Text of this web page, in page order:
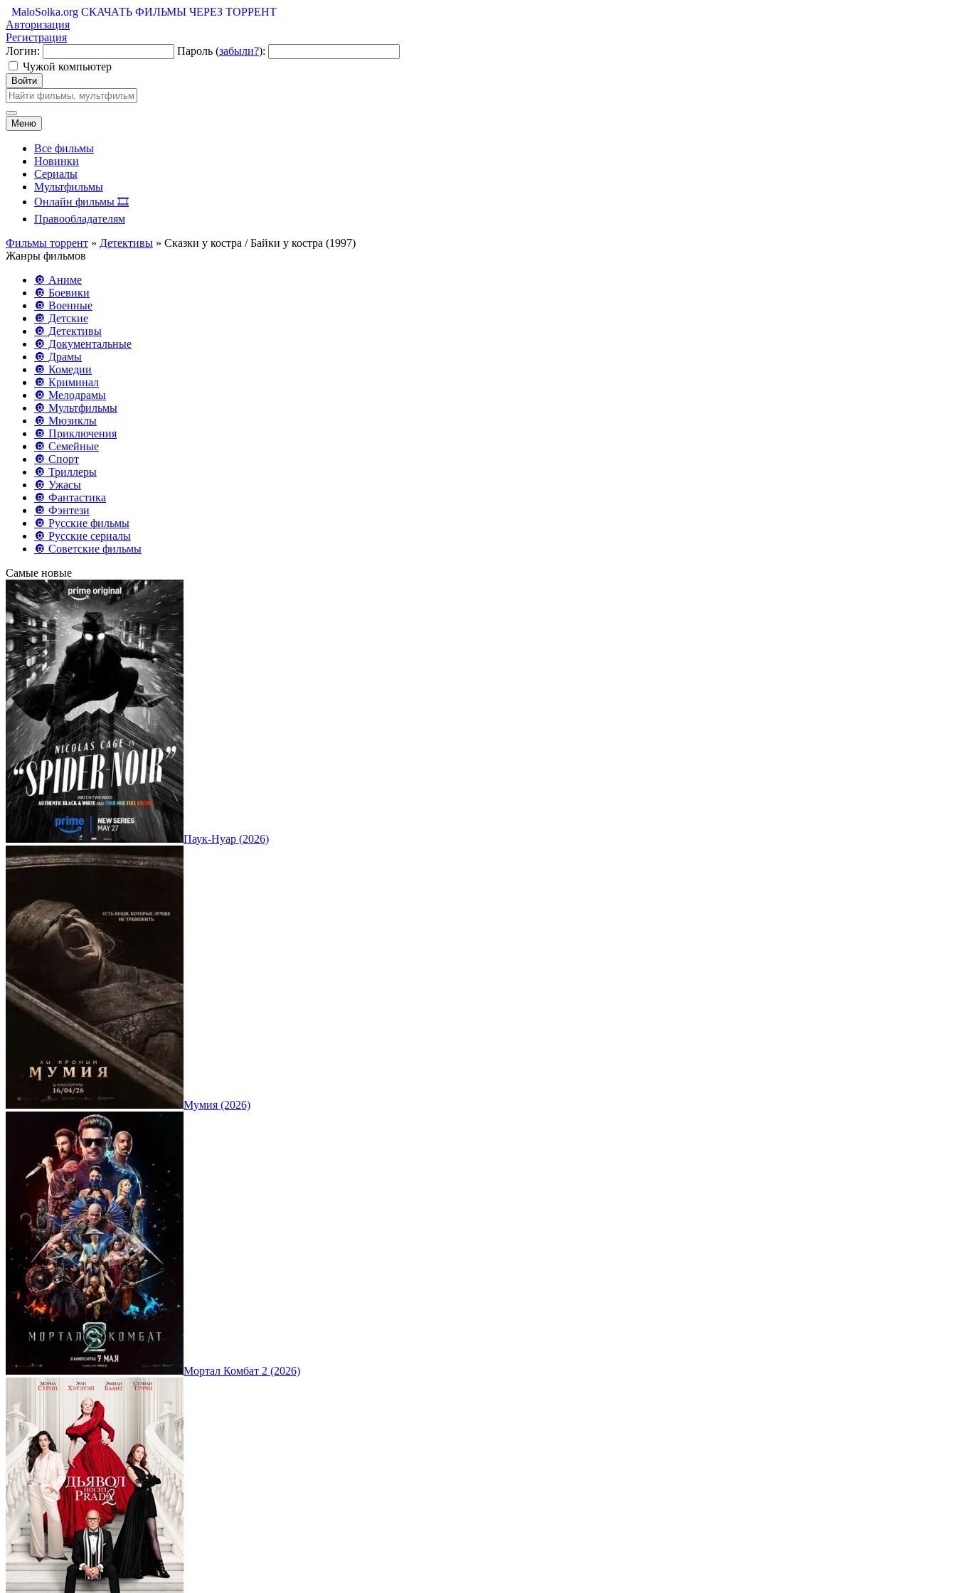
MaloSolka.org СКАЧАТЬ ФИЛЬМЫ ЧЕРЕЗ ТОРРЕНТ
Авторизация
Регистрация
Логин:
Пароль (забыли?):
Чужой компьютер
Войти
Меню
Все фильмы
Новинки
Сериалы
Мультфильмы
Онлайн фильмы 🎞️
Правообладателям
Фильмы торрент » Детективы » Сказки у костра / Байки у костра (1997)
Жанры фильмов
🔘 Аниме
🔘 Боевики
🔘 Военные
🔘 Детские
🔘 Детективы
🔘 Документальные
🔘 Драмы
🔘 Комедии
🔘 Криминал
🔘 Мелодрамы
🔘 Мультфильмы
🔘 Мюзиклы
🔘 Приключения
🔘 Семейные
🔘 Спорт
🔘 Триллеры
🔘 Ужасы
🔘 Фантастика
🔘 Фэнтези
🔘 Русские фильмы
🔘 Русские сериалы
🔘 Советские фильмы
Самые новые
Паук-Нуар (2026)
Мумия (2026)
Мортал Комбат 2 (2026)